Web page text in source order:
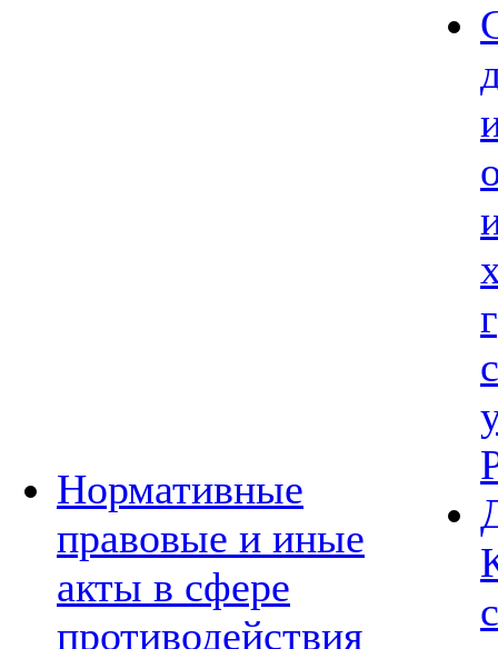
Нормативные
правовые и иные
акты в сфере
противодействия